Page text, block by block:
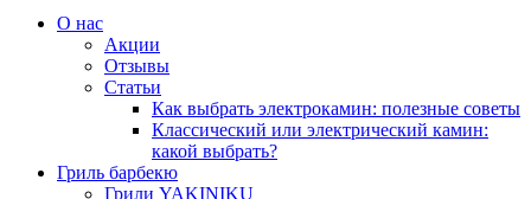
О нас
Акции
Отзывы
Статьи
Как выбрать электрокамин: полезные советы
Классический или электрический камин:
какой выбрать?
Гриль барбекю
Грили YAKINIKU